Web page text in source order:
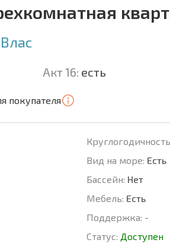
Акт 16: есть
покупателя
Вид на море: Есть
Басcейн: Нет
Мебель: Есть
Поддержка: -
Статус: Доступен